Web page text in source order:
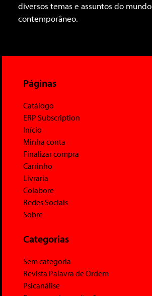
diversos temas e assuntos do mundo
contemporâneo.
Páginas
Catálogo
ERP Subscription
Início
Minha conta
Finalizar compra
Carrinho
Livraria
Colabore
Redes Sociais
Sobre
Categorias
Sem categoria
Revista Palavra de Ordem
Psicanálise